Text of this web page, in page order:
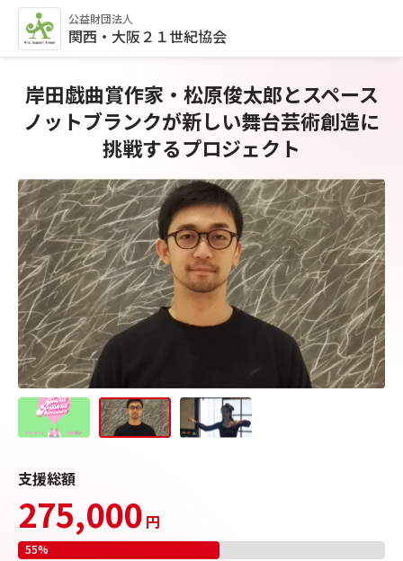
公益財団法人
関西・大阪２１世紀協会
岸田戯曲賞作家・松原俊太郎とスペース
ノットブランクが新しい舞台芸術創造に
挑戦するプロジェクト
支援総額
275,000 円
55%